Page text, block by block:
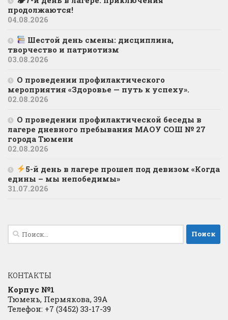
продолжаются!
04.08.2026
Шестой день смены: дисциплина,
творчество и патриотизм
03.08.2026
О проведении профилактического
мероприятия «Здоровье — путь к успеху».
02.08.2026
О проведении профилактической беседы в
лагере дневного пребывания МАОУ СОШ № 27
города Тюмени
02.08.2026
5-й день в лагере прошел под девизом «Когда
едины – мы непобедимы»
31.07.2026
Найти:
КОНТАКТЫ
Корпус №1
Тюмень, Пермякова, 39А
Телефон: +7 (3452) 33-17-39